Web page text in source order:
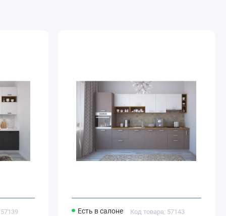
Есть в салоне Код товара: 57143